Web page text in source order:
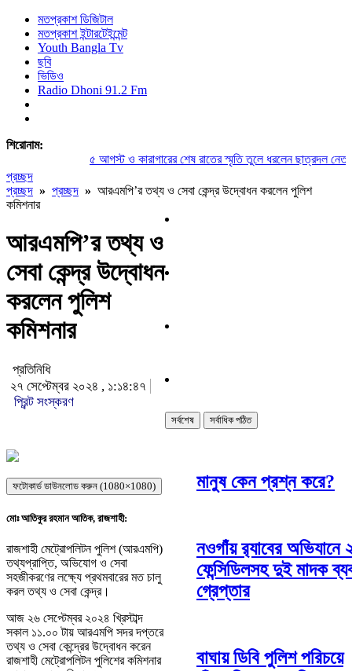
মতপ্রকাশ ডিজিটাল
মতপ্রকাশ ইন্টারটেইন্মেন্ট
Youth Bangla Tv
ছবি
ভিডিও
Radio Dhoni 91.2 Fm
শিরোনাম:
৫ আগস্ট ও কারাগারের শেষ রাতের স্মৃতি তুলে ধরলেন ছাত্রদল নেতা
প্রচ্ছদ
প্রচ্ছদ » প্রচ্ছদ » আরএমপি’র তথ্য ও সেবা কেন্দ্র উদ্বোধন করলেন পুলিশ
কমিশনার
আরএমপি’র তথ্য ও
সেবা কেন্দ্র উদ্বোধন
করলেন পুলিশ
কমিশনার
প্রতিনিধি
২৭ সেপ্টেম্বর ২০২৪ , ১:১৪:৪৭
প্রিন্ট সংস্করণ
ফটোকার্ড ডাউনলোড করুন (1080×1080)
মোঃ আতিকুর রহমান আতিক, রাজশাহী:
রাজশাহী মেট্রোপলিটন পুলিশ (আরএমপি)
তথ্যপ্রাপ্তি, অভিযোগ ও সেবা
সহজীকরণের লক্ষ্যে প্রথমবারের মত চালু
করল তথ্য ও সেবা কেন্দ্র।
আজ ২৬ সেপ্টেম্বর ২০২৪ খ্রিস্টাব্দ
সকাল ১১.০০ টায় আরএমপি সদর দপ্তরে
তথ্য ও সেবা কেন্দ্রের উদ্বোধন করেন
রাজশাহী মেট্রোপলিটন পুলিশের কমিশনার
সর্বশেষ সর্বাধিক পঠিত
মানুষ কেন প্রশ্ন করে?
নওগাঁয় র‌্যাবের অভিযানে
ফেন্সিডিলসহ দুই মাদক
গ্রেপ্তার
বাঘায় ডিবি পুলিশ পরিচয়ে